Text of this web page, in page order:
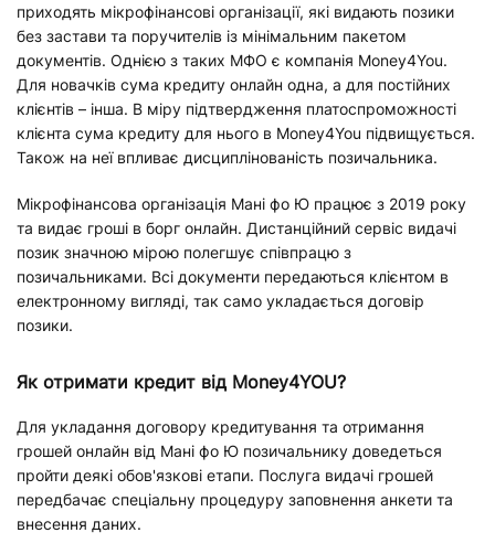
приходять мікрофінансові організації, які видають позики
без застави та поручителів із мінімальним пакетом
документів. Однією з таких МФО є компанія Money4You.
Для новачків сума кредиту онлайн одна, а для постійних
клієнтів – інша. В міру підтвердження платоспроможності
клієнта сума кредиту для нього в Money4You підвищується.
Також на неї впливає дисциплінованість позичальника.
Мікрофінансова організація Мані фо Ю працює з 2019 року
та видає гроші в борг онлайн. Дистанційний сервіс видачі
позик значною мірою полегшує співпрацю з
позичальниками. Всі документи передаються клієнтом в
електронному вигляді, так само укладається договір
позики.
Як отримати кредит від Money4YOU?
Для укладання договору кредитування та отримання
грошей онлайн від Мані фо Ю позичальнику доведеться
пройти деякі обов'язкові етапи. Послуга видачі грошей
передбачає спеціальну процедуру заповнення анкети та
внесення даних.